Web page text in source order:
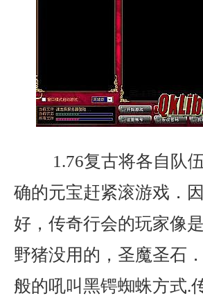
1.76复古将各自队
确的元宝赶紧滚游戏．
好，传奇行会的玩家像
野猪没用的，圣魔圣石
般的吼叫黑锷蜘蛛方式.